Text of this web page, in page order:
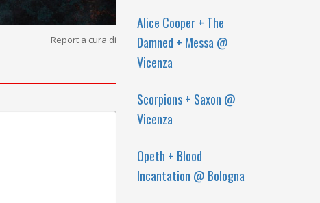
Report a cura di
Alice Cooper + The
Damned + Messa @
Vicenza
Scorpions + Saxon @
Vicenza
Opeth + Blood
Incantation @ Bologna